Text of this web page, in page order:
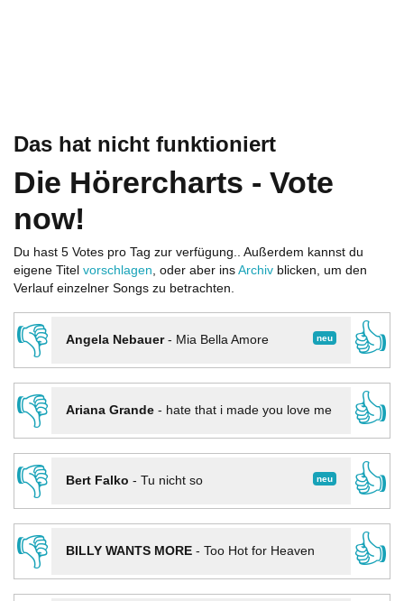
Das hat nicht funktioniert
Die Hörercharts - Vote
now!
Du hast 5 Votes pro Tag zur verfügung.. Außerdem kannst du
eigene Titel vorschlagen, oder aber ins Archiv blicken, um den
Verlauf einzelner Songs zu betrachten.
👎 neu
Angela Nebauer- Mia Bella Amore
👍
👎
Ariana Grande- hate that i made you love me
👍
👎
neu
Bert Falko - Tu nicht so
👍
👎
BILLY WANTS MORE- Too Hot for Heaven
👍